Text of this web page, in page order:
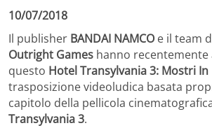
10/07/2018
Il publisher BANDAI NAMCO e il team
Outright Games hanno
questo Hotel Transylvania 3: Mostri In
trasposizione videoludica basata
capitolo della pellicola
Transylvania 3.